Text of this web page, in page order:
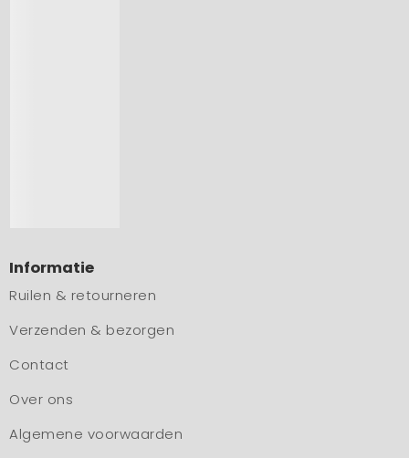
Informatie
Ruilen & retourneren
Verzenden & bezorgen
Contact
Over ons
Algemene voorwaarden